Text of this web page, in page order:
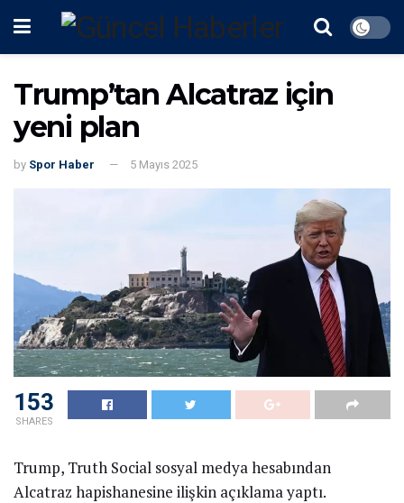
Trump’tan Alcatraz için
yeni plan
by Spor Haber 5 Mayıs 2025
153
SHARES
Trump, Truth Social sosyal medya hesabından
Alcatraz hapishanesine ilişkin açıklama yaptı.